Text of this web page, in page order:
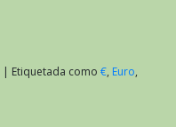
| Etiquetada como €, Euro,